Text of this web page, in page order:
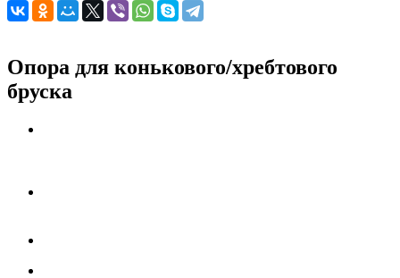
Опора для конькового/хребтового
бруска